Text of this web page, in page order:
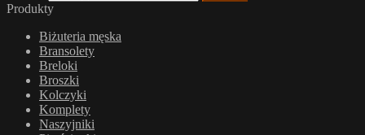
Produkty
Biżuteria męska
Bransolety
Breloki
Broszki
Kolczyki
Komplety
Naszyjniki